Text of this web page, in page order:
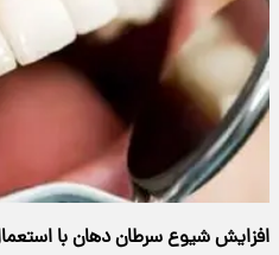
افزایش شیوع سرطان دهان با